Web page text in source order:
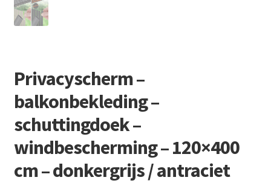
Privacyscherm –
balkonbekleding –
schuttingdoek –
windbescherming – 120×400
cm – donkergrijs / antraciet